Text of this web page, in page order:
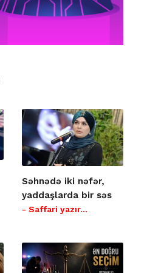
Səhnədə iki nəfər,
yaddaşlarda bir səs
- Saffari yazır…